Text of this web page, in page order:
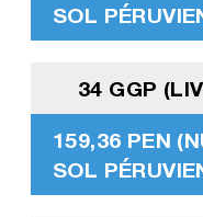
SOL
34 GGP
159,36 PEN
SOL